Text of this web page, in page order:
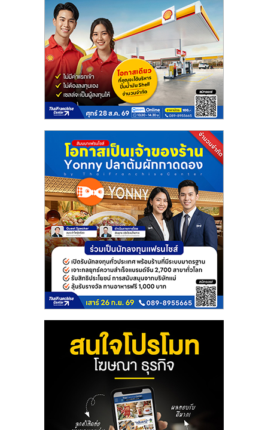
ไชส์
ขาย
แฟ
ไชส์
แฟ
ไชส์
ขาย
หน้า